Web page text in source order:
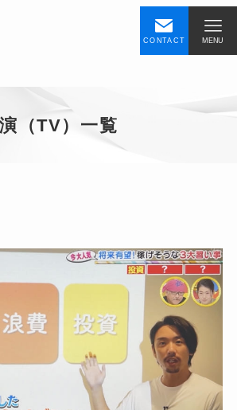
CONTACT MENU
（TV）一覧